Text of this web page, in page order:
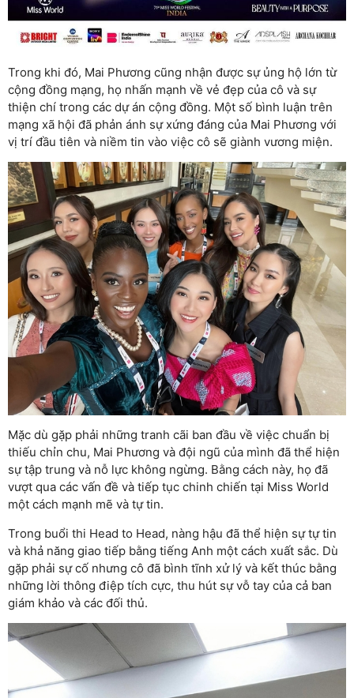
Trong khi đó, Mai Phương cũng nhận được sự ủng hộ lớn từ
cộng đồng mạng, họ nhấn mạnh về vẻ đẹp của cô và sự
thiện chí trong các dự án cộng đồng. Một số bình luận trên
mạng xã hội đã phản ánh sự xứng đáng của Mai Phương với
vị trí đầu tiên và niềm tin vào việc cô sẽ giành vương miện.
Mặc dù gặp phải những tranh cãi ban đầu về việc chuẩn bị
thiếu chỉn chu, Mai Phương và đội ngũ của mình đã thể hiện
sự tập trung và nỗ lực không ngừng. Bằng cách này, họ đã
vượt qua các vấn đề và tiếp tục chinh chiến tại Miss World
một cách mạnh mẽ và tự tin.
Trong buổi thi Head to Head, nàng hậu đã thể hiện sự tự tin
và khả năng giao tiếp bằng tiếng Anh một cách xuất sắc. Dù
gặp phải sự cố nhưng cô đã bình tĩnh xử lý và kết thúc bằng
những lời thông điệp tích cực, thu hút sự vỗ tay của cả ban
giám khảo và các đối thủ.